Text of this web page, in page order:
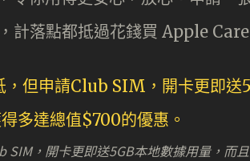
落點都抵過花錢買 Apple Care
SIM，開卡更即送5GB本地數據用量，而